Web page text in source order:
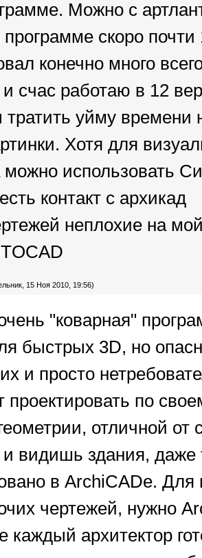
Можно с
скоро
конечно много
и счас работаю в 12
тратить уйму времени
Хотя для
можно использовать
контакт с архикад
неплохие на
15 Ноя 2010, 19:56)
"коварная"
быстрых 3D, но
и просто
проектировать по
отличной от
видишь здания, даже
в ArchiCADе.
чертежей, нужно
архитектор